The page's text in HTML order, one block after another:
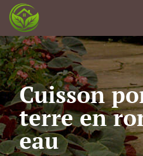
Cuisson
terre en
eau